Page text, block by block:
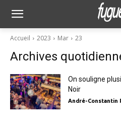
Accueil 2023 Mar 23
Archives
On souligne
Noir
André-Constantin